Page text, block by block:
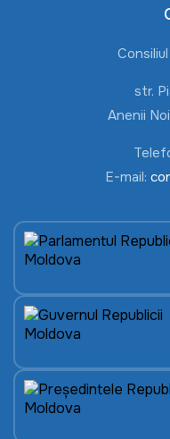
str.
Anenii
E-mail: